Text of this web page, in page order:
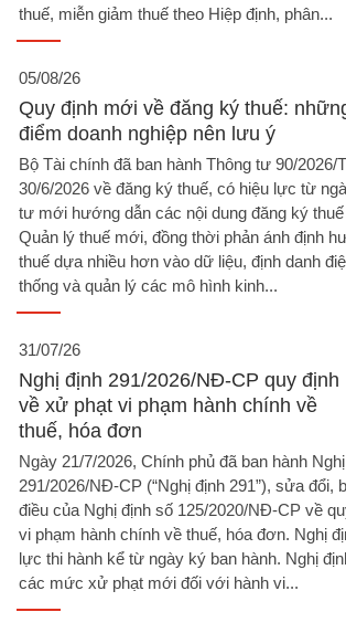
thuế, miễn giảm thuế theo Hiệp định, phân...
05/08/26
Quy định mới về đăng ký thuế:
điểm doanh nghiệp nên lưu ý​
Bộ Tài chính đã ban hành Thông tư 90/2026/
30/6/2026 về đăng ký thuế, có hiệu lực từ
tư mới hướng dẫn các nội dung đăng ký thuế
Quản lý thuế mới, đồng thời phản ánh định
thuế dựa nhiều hơn vào dữ liệu, định danh
thống và quản lý các mô hình kinh...
31/07/26
Nghị định 291/2026/NĐ-CP quy định
về xử phạt vi phạm hành chính về
thuế, hóa đơn
Ngày 21/7/2026, Chính phủ đã ban hành
291/2026/NĐ-CP (“Nghị định 291”), sửa đổi,
điều của Nghị định số 125/2020/NĐ-CP về
vi phạm hành chính về thuế, hóa đơn. Nghị
lực thi hành kể từ ngày ký ban hành. Nghị
các mức xử phạt mới đối với hành vi...